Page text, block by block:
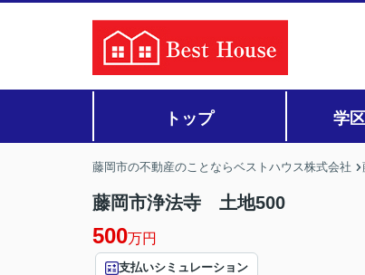
トップ 学
藤岡市の不動産のことならベストハウス株式会社
藤岡市浄法寺 土地500
500万円
支払いシミュレーション